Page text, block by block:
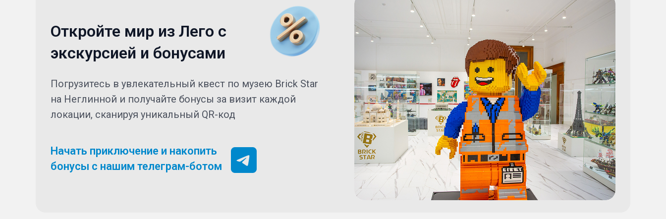
Откройте мир из Лего с
экскурсией и бонусами
Погрузитесь в увлекательный квест по музею Brick Star
на Неглинной и получайте бонусы за визит каждой
локации, сканируя уникальный QR-код
Начать приключение и накопить
бонусы с нашим телеграм-ботом